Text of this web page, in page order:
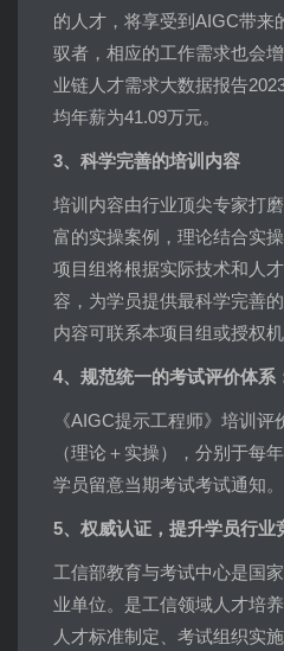
的人才，将享受到AIGC带来
驭者，相应的工作需求也会
业链人才需求大数据报告
均年薪为41.09万元。
3、科学完善的培训内容
培训内容由行业顶尖专家打
富的实操案例，理论结合实
项目组将根据实际技术和人
容，为学员提供最科学完善
内容可联系本项目组或授权机
4、规范统一的考试评价体系
《AIGC提示工程师》培训
（理论＋实操），分别于每
学员留意当期考试考试通知。
5、权威认证，提升学员行业
工信部教育与考试中心是国
业单位。是工信领域人才培
人才标准制定、考试组织实